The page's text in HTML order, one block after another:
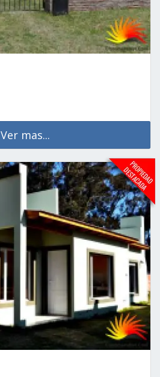
Ver mas...